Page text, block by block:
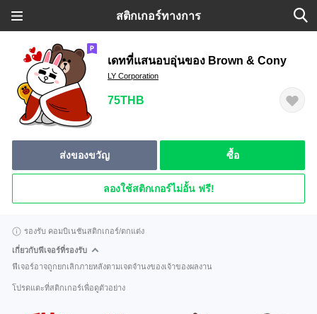
สติกเกอร์ทางการ
เดทที่แสนอบอุ่นของ Brown & Cony
LY Corporation
75THB
ส่งของขวัญ ซื้อ
ลองใช้สติกเกอร์ไม่อั้น ฟรี!
รองรับ คอมบิเนชันสติกเกอร์/ตกแต่ง
เกี่ยวกับฟีเจอร์ที่รองรับ
ฟีเจอร์อาจถูกยกเลิกภายหลังตามเจตจำนงของเจ้าของผลงาน
โปรดแตะที่สติกเกอร์เพื่อดูตัวอย่าง